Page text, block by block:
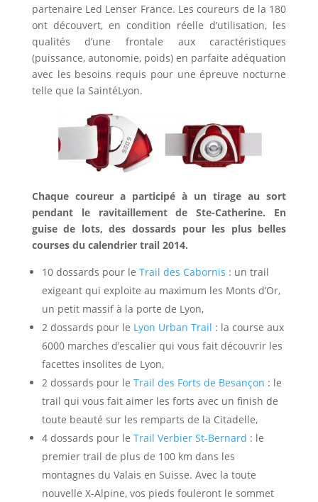
partenaire Led Lenser France. Les coureurs de la 180
ont découvert, en condition réelle d’utilisation, les
qualités d’une frontale aux caractéristiques
(puissance, autonomie, poids) en parfaite adéquation
avec les besoins requis pour une épreuve nocturne
telle que la SaintéLyon.
Chaque coureur a participé à un tirage au sort
pendant le ravitaillement de Ste-Catherine. En
guise de lots, des dossards pour les plus belles
courses du calendrier trail 2014.
10 dossards pour le Trail des Cabornis : un trail
exigeant qui exploite au maximum les Monts d’Or,
un petit massif à la porte de Lyon,
2 dossards pour le Lyon Urban Trail : la course aux
6000 marches d’escalier qui vous fait découvrir les
facettes insolites de Lyon,
2 dossards pour le Trail des Forts de Besançon : le
trail qui vous fait aimer les forts avec un finish de
toute beauté sur les remparts de la Citadelle,
4 dossards pour le Trail Verbier St-Bernard : le
premier trail de plus de 100 km dans les
montagnes du Valais en Suisse. Avec la toute
nouvelle X-Alpine, vos pieds fouleront le sommet